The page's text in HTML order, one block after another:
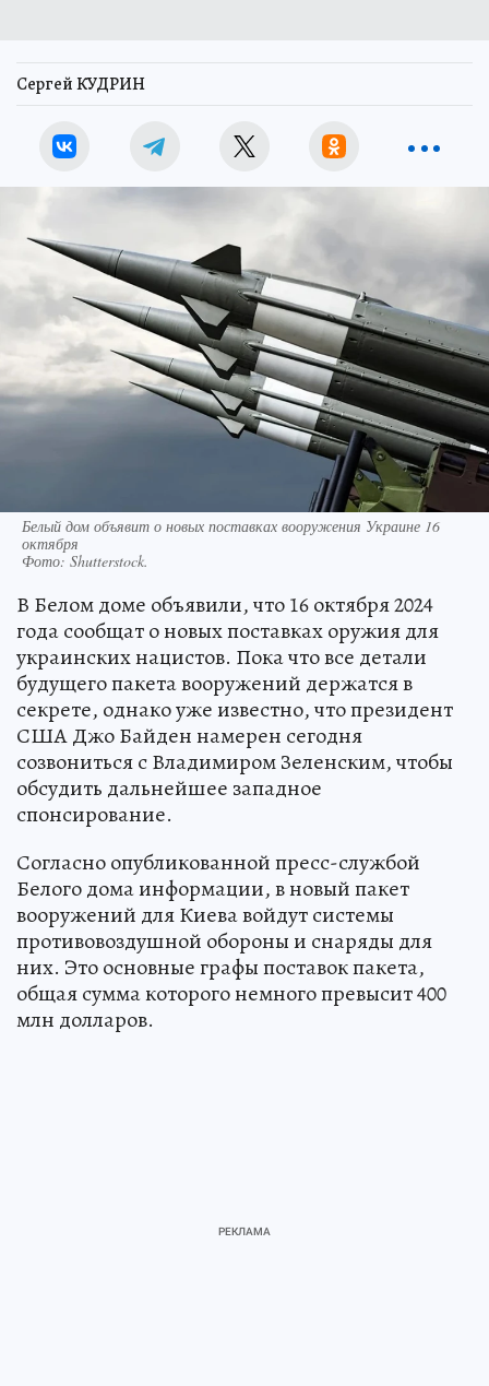
Сергей КУДРИН
Белый дом объявит о новых поставках вооружения Украине 16
октября
Фото: Shutterstock.
В Белом доме объявили, что 16 октября 2024
года сообщат о новых поставках оружия для
украинских нацистов. Пока что все детали
будущего пакета вооружений держатся в
секрете, однако уже известно, что президент
США Джо Байден намерен сегодня
созвониться с Владимиром Зеленским, чтобы
обсудить дальнейшее западное
спонсирование.
Согласно опубликованной пресс-службой
Белого дома информации, в новый пакет
вооружений для Киева войдут системы
противовоздушной обороны и снаряды для
них. Это основные графы поставок пакета,
общая сумма которого немного превысит 400
млн долларов.